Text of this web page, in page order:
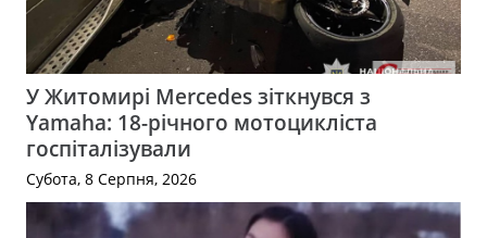
У Житомирі Mercedes зіткнувся з
Yamaha: 18-річного мотоцикліста
госпіталізували
Субота, 8 Серпня, 2026